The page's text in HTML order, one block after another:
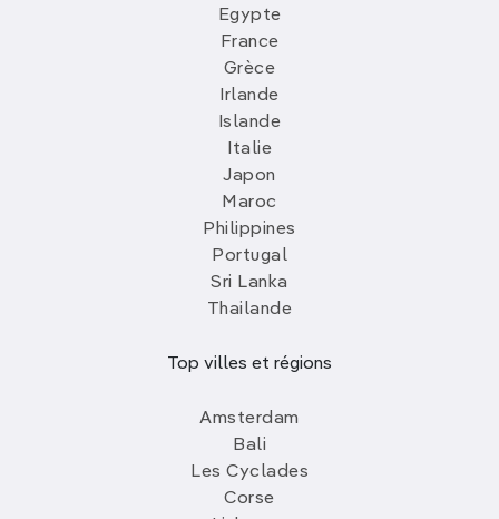
Egypte
France
Grèce
Irlande
Islande
Italie
Japon
Maroc
Philippines
Portugal
Sri Lanka
Thailande
Top villes et régions
Amsterdam
Bali
Les Cyclades
Corse